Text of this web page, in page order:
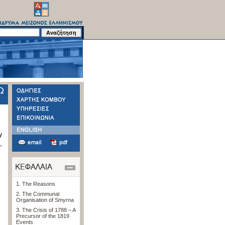
1. The Reasons
2. The Communal
Organisation of Smyrna
3. The Crisis of 1788 – A
Precursor of the 1819
Events